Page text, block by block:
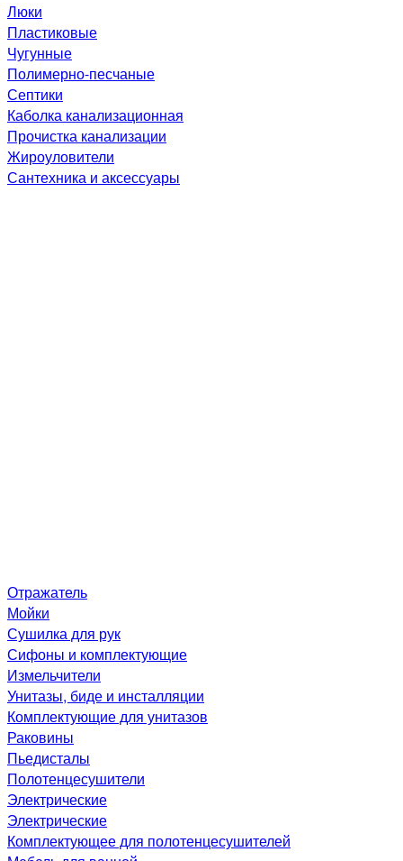
Люки
Пластиковые
Чугунные
Полимерно-песчаные
Септики
Каболка канализационная
Прочистка канализации
Жироуловители
Сантехника и аксессуары
Отражатель
Мойки
Сушилка для рук
Сифоны и комплектующие
Измельчители
Унитазы, биде и инсталляции
Комплектующие для унитазов
Раковины
Пьедисталы
Полотенцесушители
Электрические
Электрические
Комплектующее для полотенцесушителей